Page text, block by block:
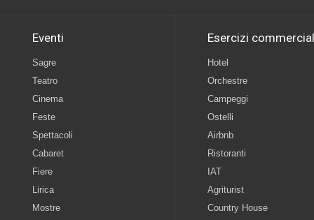
Eventi
Sagre
Teatro
Cinema
Feste
Spettacoli
Cabaret
Fiere
Lirica
Mostre
Esercizi
Hotel
Orchestre
Campeggi
Ostelli
Airbnb
Ristoranti
IAT
Agriturist
Country House